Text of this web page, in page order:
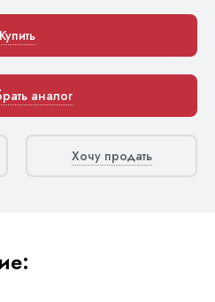
Купить
аналог
Хочу продать